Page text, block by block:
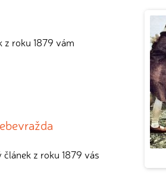
z roku 1879 vám
z roku 1879 vás